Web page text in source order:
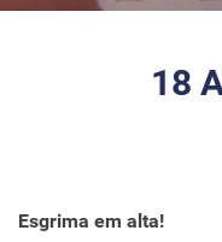
18
Esgrima em alta!